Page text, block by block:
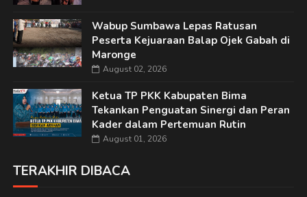
Wabup Sumbawa Lepas Ratusan
Peserta Kejuaraan Balap Ojek Gabah di
Maronge
August 02, 2026
Ketua TP PKK Kabupaten Bima
Tekankan Penguatan Sinergi dan Peran
Kader dalam Pertemuan Rutin
August 01, 2026
TERAKHIR DIBACA